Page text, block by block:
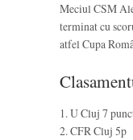
Meciul CSM
terminat cu
atfel Cupa
1. U Cluj 7
2. CFR Cluj 5p